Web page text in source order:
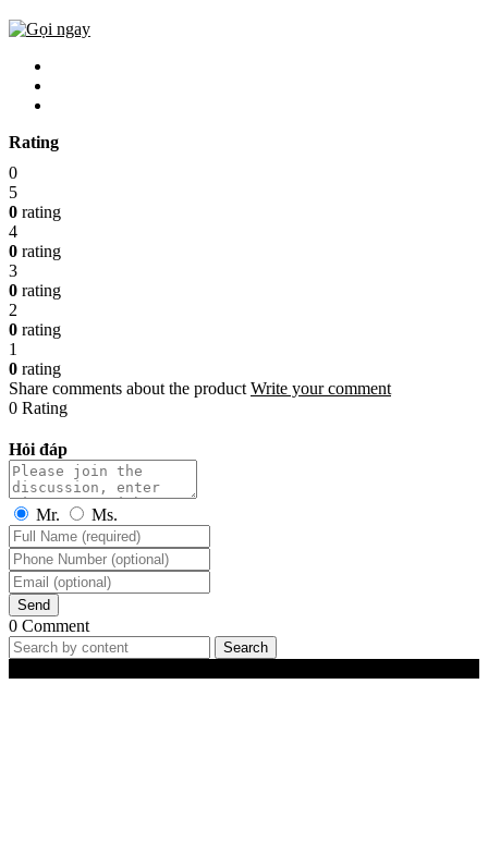
Rating
0
5
0 rating
4
0 rating
3
0 rating
2
0 rating
1
0 rating
Share comments about the product Write your comment
0 Rating
Hỏi đáp
Mr. Ms.
Send
0 Comment
Search